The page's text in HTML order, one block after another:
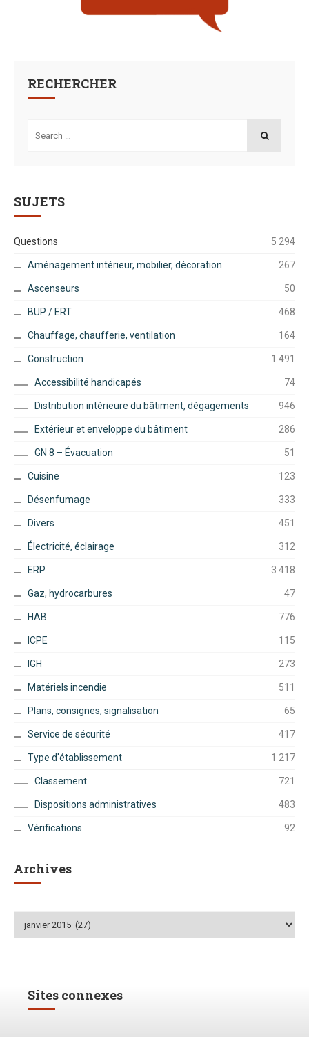
RECHERCHER
for:
SUJETS
Questions 5 294
Aménagement intérieur, mobilier, décoration 267
Ascenseurs 50
BUP / ERT 468
Chauffage, chaufferie, ventilation 164
Construction 1 491
Accessibilité handicapés 74
Distribution intérieure du bâtiment, dégagements 946
Extérieur et enveloppe du bâtiment 286
GN 8 – Évacuation 51
Cuisine 123
Désenfumage 333
Divers 451
Électricité, éclairage 312
ERP 3 418
Gaz, hydrocarbures 47
HAB 776
ICPE 115
IGH 273
Matériels incendie 511
Plans, consignes, signalisation 65
Service de sécurité 417
Type d'établissement 1 217
Classement 721
Dispositions administratives 483
Vérifications 92
Archives
Archives
Sites connexes